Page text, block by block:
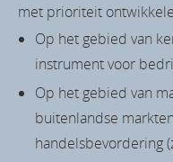
met prioriteit
Op het gebied van
instrument voor
Op het gebied van
buitenlandse
handelsbevordering